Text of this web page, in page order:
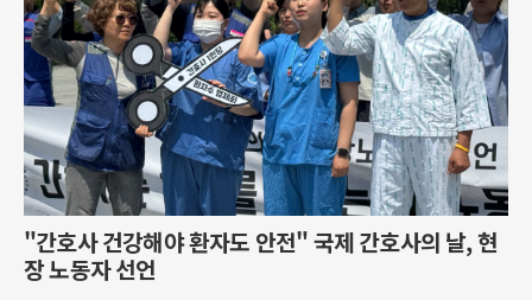
"간호사 건강해야 환자도 안전" 국제 간호사의 날, 현
장 노동자 선언